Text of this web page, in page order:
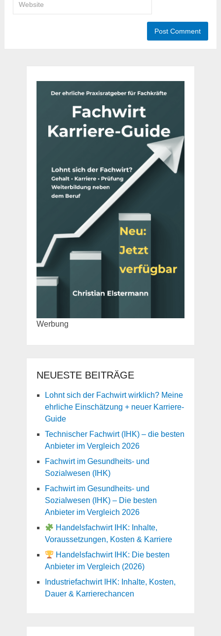
Werbung
NEUESTE BEITRÄGE
Lohnt sich der Fachwirt wirklich? Meine
ehrliche Einschätzung + neuer Karriere-
Guide
Technischer Fachwirt (IHK) – die besten
Anbieter im Vergleich 2026
Fachwirt im Gesundheits- und
Sozialwesen (IHK)
Fachwirt im Gesundheits- und
Sozialwesen (IHK) – Die besten
Anbieter im Vergleich 2026
Handelsfachwirt IHK: Inhalte,
Voraussetzungen, Kosten & Karriere
Handelsfachwirt IHK: Die besten
Anbieter im Vergleich (2026)
Industriefachwirt IHK: Inhalte, Kosten,
Dauer & Karrierechancen